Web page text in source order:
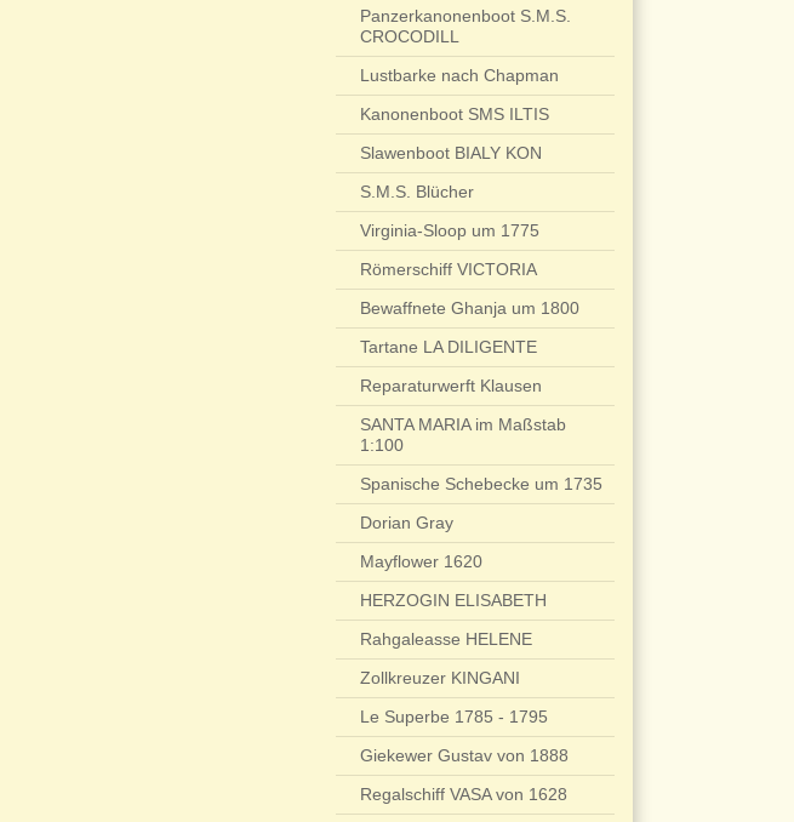
Panzerkanonenboot S.M.S.
CROCODILL
Lustbarke nach Chapman
Kanonenboot SMS ILTIS
Slawenboot BIALY KON
S.M.S. Blücher
Virginia-Sloop um 1775
Römerschiff VICTORIA
Bewaffnete Ghanja um 1800
Tartane LA DILIGENTE
Reparaturwerft Klausen
SANTA MARIA im Maßstab
1:100
Spanische Schebecke um 1735
Dorian Gray
Mayflower 1620
HERZOGIN ELISABETH
Rahgaleasse HELENE
Zollkreuzer KINGANI
Le Superbe 1785 - 1795
Giekewer Gustav von 1888
Regalschiff VASA von 1628